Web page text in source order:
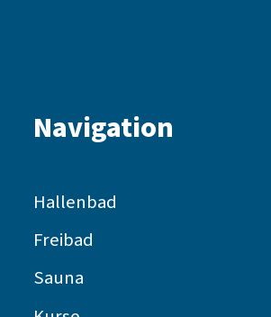
Navigation
Hallenbad
Freibad
Sauna